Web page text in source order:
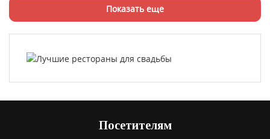
Показать еще
Посетителям